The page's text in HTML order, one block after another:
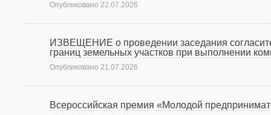
Опубликовано 22.07.2026
ИЗВЕЩЕНИЕ о проведении заседания
границ земельных участков при выполнении
Опубликовано 21.07.2026
Всероссийская премия «Молодой